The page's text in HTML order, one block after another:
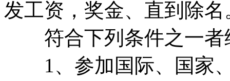
发工资，奖金、直到除名
符合下列条件之一者
1、参加国际、国家、